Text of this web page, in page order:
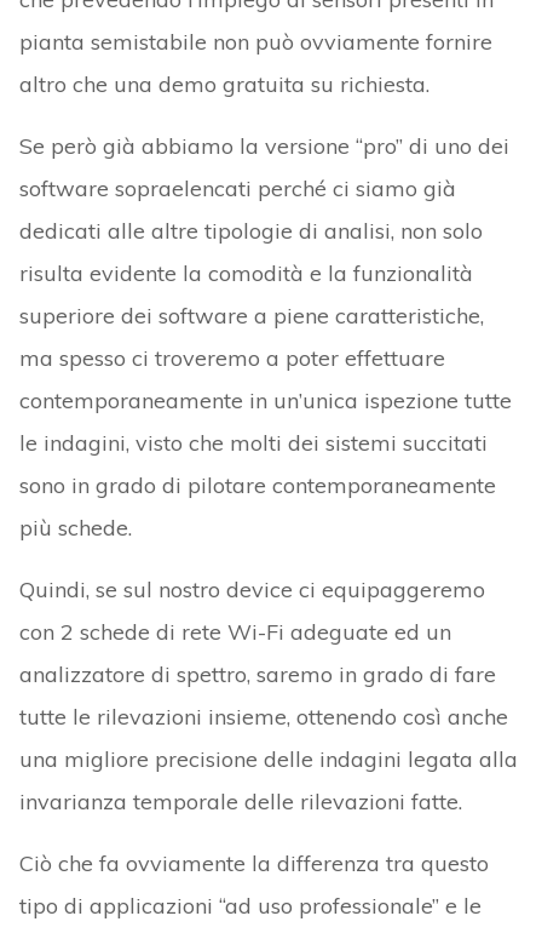
pianta semistabile non può ovviamente fornire
altro che una demo gratuita su richiesta.
Se però già abbiamo la versione “pro” di uno dei
software sopraelencati perché ci siamo già
dedicati alle altre tipologie di analisi, non solo
risulta evidente la comodità e la funzionalità
superiore dei software a piene caratteristiche,
ma spesso ci troveremo a poter effettuare
contemporaneamente in un’unica ispezione tutte
le indagini, visto che molti dei sistemi succitati
sono in grado di pilotare contemporaneamente
più schede.
Quindi, se sul nostro device ci equipaggeremo
con 2 schede di rete Wi-Fi adeguate ed un
analizzatore di spettro, saremo in grado di fare
tutte le rilevazioni insieme, ottenendo così anche
una migliore precisione delle indagini legata alla
invarianza temporale delle rilevazioni fatte.
Ciò che fa ovviamente la differenza tra questo
tipo di applicazioni “ad uso professionale” e le